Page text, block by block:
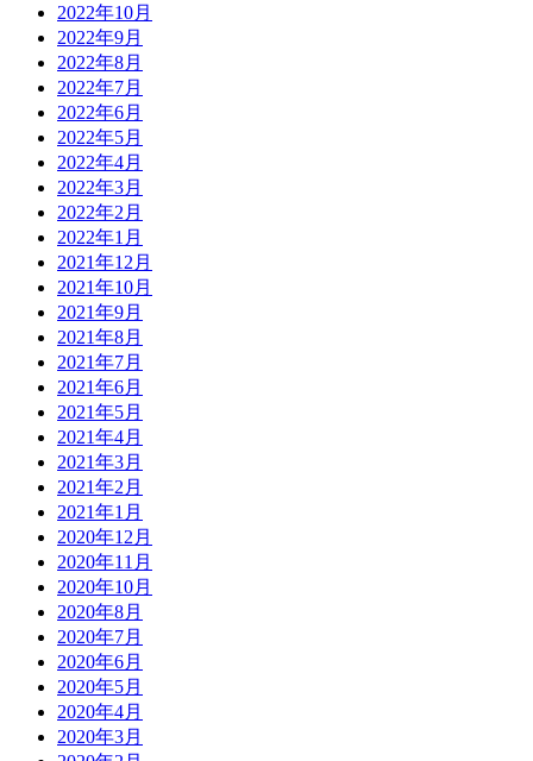
2022年10月
2022年9月
2022年8月
2022年7月
2022年6月
2022年5月
2022年4月
2022年3月
2022年2月
2022年1月
2021年12月
2021年10月
2021年9月
2021年8月
2021年7月
2021年6月
2021年5月
2021年4月
2021年3月
2021年2月
2021年1月
2020年12月
2020年11月
2020年10月
2020年8月
2020年7月
2020年6月
2020年5月
2020年4月
2020年3月